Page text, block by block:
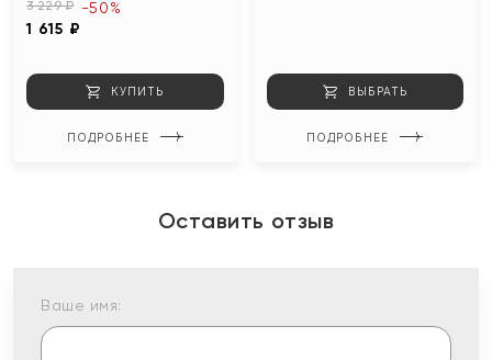
3 229 ₽
1 615 ₽
-50%
КУПИТЬ
ПОДРОБНЕЕ
ВЫБРАТЬ
ПОДРОБНЕЕ
Оставить отзыв
Ваше имя: